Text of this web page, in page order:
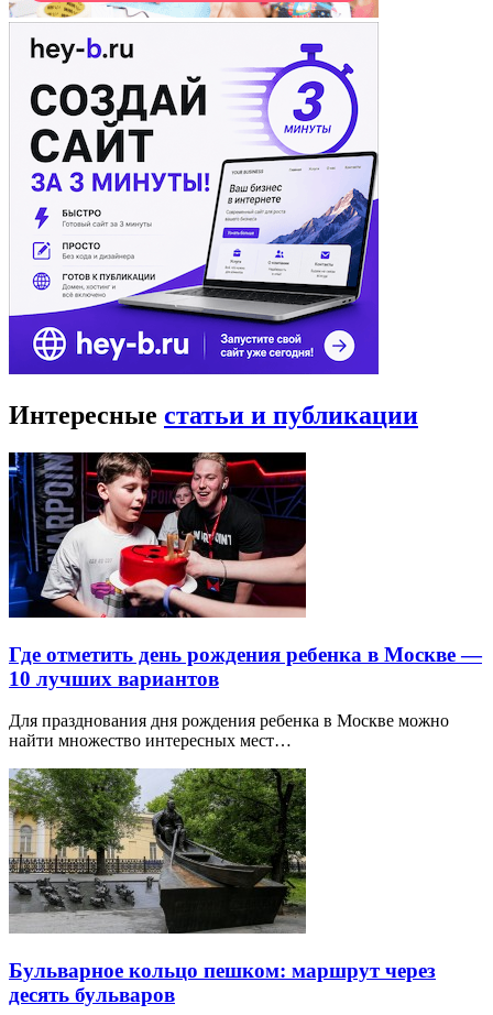
Интересные статьи и публикации
Где отметить день рождения ребенка в Москве —
10 лучших вариантов
Для празднования дня рождения ребенка в Москве можно
найти множество интересных мест…
Бульварное кольцо пешком: маршрут через
десять бульваров